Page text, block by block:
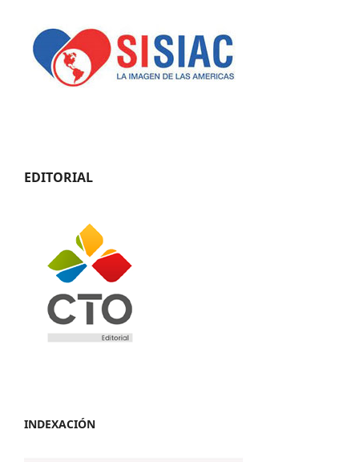
EDITORIAL
INDEXACIÓN